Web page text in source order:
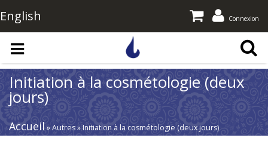
Aller au contenu principal
English Connexion
Initiation à la cosmétologie (deux
jours)
Accueil » Autres » Initiation à la cosmétologie (deux jours)